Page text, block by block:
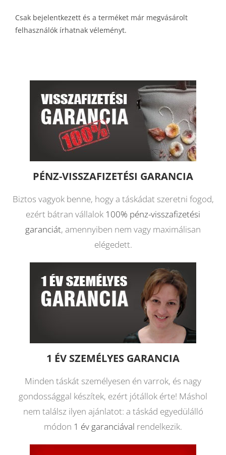
Csak bejelentkezett és a terméket már megvásárolt
felhasználók írhatnak véleményt.
PÉNZ-VISSZAFIZETÉSI GARANCIA
Biztos vagyok benne, hogy a táskádat szeretni fogod,
ezért bátran vállalok 100% pénz-visszafizetési
garanciát, amennyiben nem vagy maximálisan
elégedett.
1 ÉV SZEMÉLYES GARANCIA
Minden táskát személyesen én varrok, és nagy
gondossággal készítek, ezért jótállok érte! Máshol
nem találsz ilyen ajánlatot: a táskád egyedülálló
módon 1 év garanciával rendelkezik.